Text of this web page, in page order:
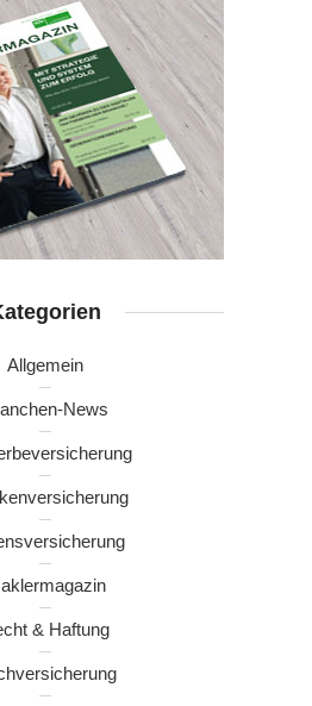
Allgemein
News
& Haftung